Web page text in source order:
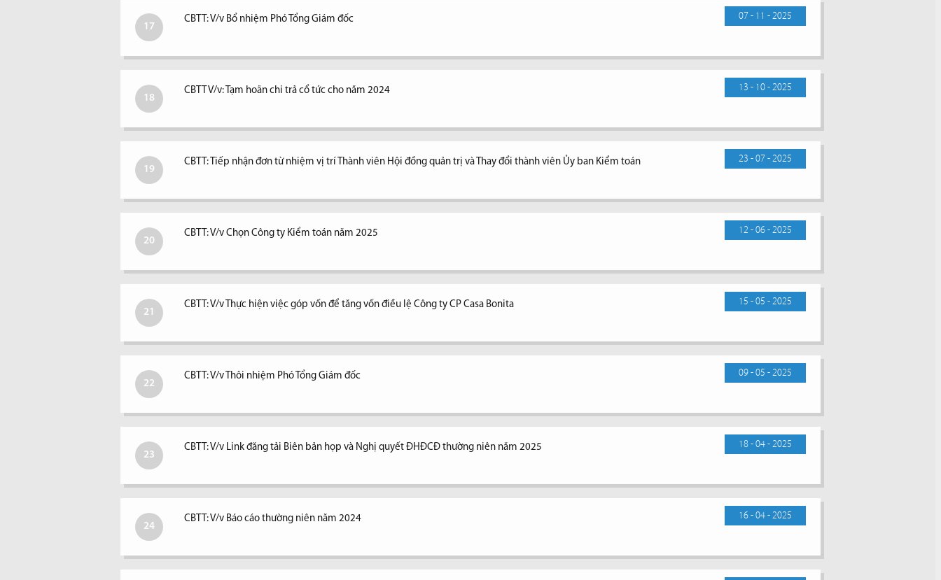
17
07 - 11 - 2025
CBTT: V/v Bổ nhiệm Phó Tổng Giám đốc
18
13 - 10 - 2025
CBTT V/v: Tạm hoãn chi trả cổ tức cho năm 2024
19
23 - 07 - 2025
CBTT: Tiếp nhận đơn từ nhiệm vị trí Thành viên Hội đồng quản trị và Thay đổi thành viên Ủy ban Kiểm toán
20
12 - 06 - 2025
CBTT: V/v Chọn Công ty Kiểm toán năm 2025
21
15 - 05 - 2025
CBTT: V/v Thực hiện việc góp vốn để tăng vốn điều lệ Công ty CP Casa Bonita
22
09 - 05 - 2025
CBTT: V/v Thôi nhiệm Phó Tổng Giám đốc
23
18 - 04 - 2025
CBTT: V/v Link đăng tải Biên bản họp và Nghị quyết ĐHĐCĐ thường niên năm 2025
24
16 - 04 - 2025
CBTT: V/v Báo cáo thường niên năm 2024